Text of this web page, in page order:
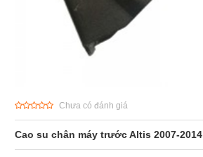
Chưa có đánh giá
Cao su chân máy trước Altis 2007-2014